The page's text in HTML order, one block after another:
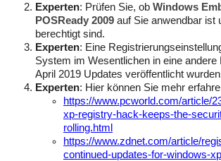
Experten: Prüfen Sie, ob Windows
POSReady 2009 auf Sie anwendbar ist
berechtigt sind.
Experten: Eine
System im Wesentlichen in eine andere
April 2019 Updates veröffentlicht
Experten: Hier können Sie mehr
https://www.pcworld.com/article/
xp-registry-hack-keeps-the-
rolling.html
https://www.zdnet.com/article/
continued-updates-for-windows-